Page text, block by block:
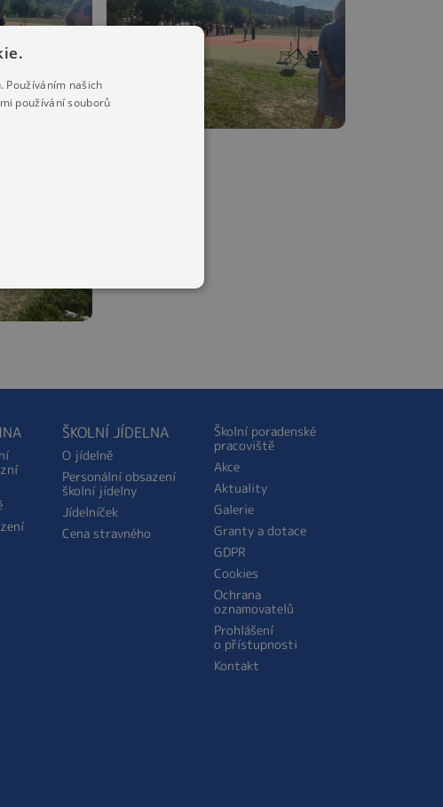
ŠKOLNÍ JÍDELNA
O jídelně
Personální obsazení
školní jídelny
Jídelníček
Cena stravného
Školní poradenské
pracoviště
Akce
Aktuality
Galerie
Granty a dotace
GDPR
Cookies
Ochrana
oznamovatelů
Prohlášení
o přístupnosti
Kontakt
Používáním našich
používání souborů